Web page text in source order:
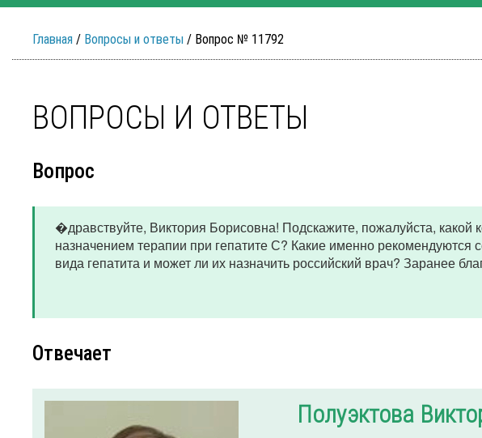
Главная / Вопросы и ответы / Вопрос № 11792
ВОПРОСЫ И ОТВЕТЫ
Вопрос
�дравствуйте, Виктория Борисовна! Подскажите, пожалуйста, какой
назначением терапии при гепатите С? Какие именно рекомендуются
вида гепатита и может ли их назначить российский врач? Заранее
Отвечает
Полуэктова